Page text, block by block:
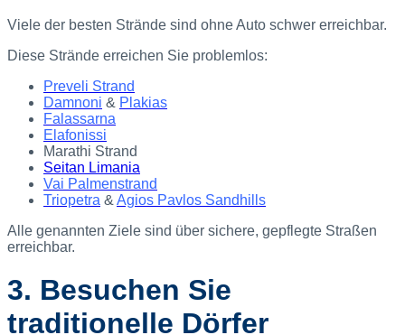
Viele der besten Strände sind ohne Auto schwer erreichbar.
Diese Strände erreichen Sie problemlos:
Preveli Strand
Damnoni & Plakias
Falassarna
Elafonissi
Marathi Strand
Seitan Limania
Vai Palmenstrand
Triopetra & Agios Pavlos Sandhills
Alle genannten Ziele sind über sichere, gepflegte Straßen
erreichbar.
3. Besuchen Sie
traditionelle Dörfer